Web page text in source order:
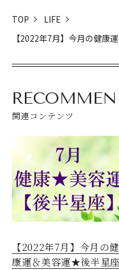
TOP
LIFE
【2022年7月】今月の健康
関連コンテンツ
【2022年7月】今月の健
康運＆美容運★後半星座